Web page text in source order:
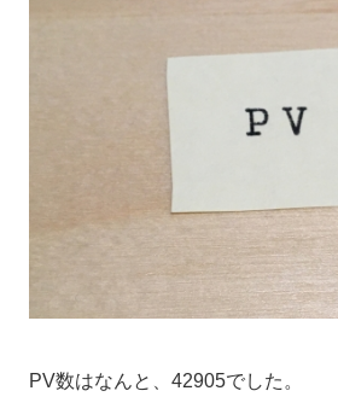
PV数はなんと、42905でした。